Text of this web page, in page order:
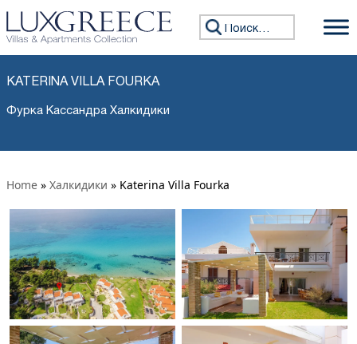
Искать:
KATERINA VILLA FOURKA
Фурка Кассандра Халкидики
Home » Халкидики » Katerina Villa Fourka